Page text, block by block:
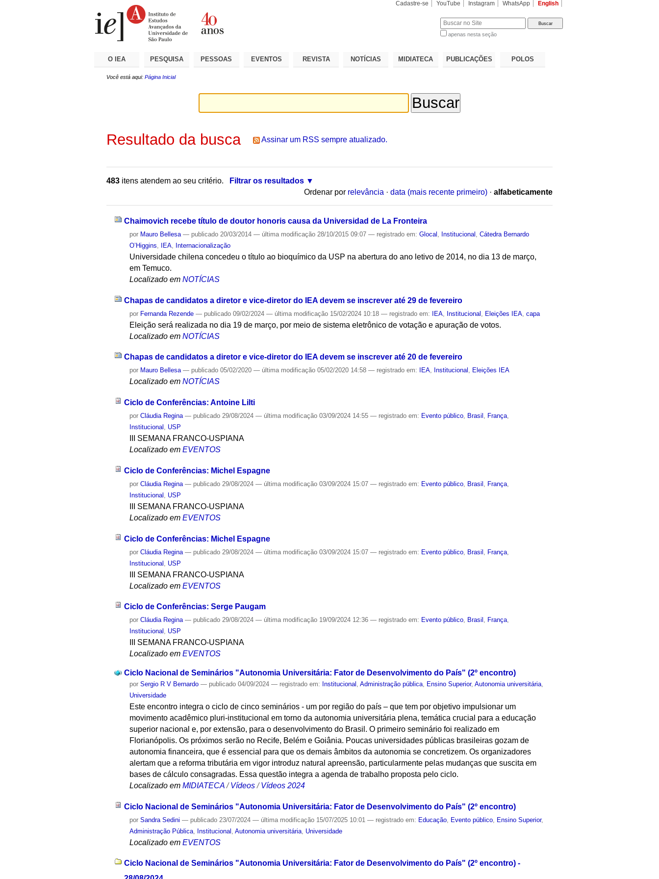
Cadastre-se YouTube Instagram WhatsApp English
apenas nesta seção
O IEA PESQUISA PESSOAS EVENTOS REVISTA NOTÍCIAS MIDIATECA PUBLICAÇÕES POLOS
Você está aqui: Página Inicial
Resultado da busca Assinar um RSS sempre atualizado.
483 itens atendem ao seu critério.
Filtrar os resultados
Ordenar por relevância · data (mais recente primeiro) · alfabeticamente
Chaimovich recebe título de doutor honoris causa da Universidad de La Fronteira
por Mauro Bellesa — publicado 20/03/2014— última modificação 28/10/2015 09:07— registrado em:Glocal Institucional ,Cátedra Bernardo
O’Higgins
IEA Internacionalização
Universidade chilena concedeu o título ao bioquímico da USP na abertura do ano letivo de 2014, no dia 13 de março,
em Temuco.
Localizado em NOTÍCIAS
Chapas de candidatos a diretor e vice-diretor do IEA devem se inscrever até 29 de fevereiro
por Fernanda Rezende — publicado 09/02/2024— última modificação 15/02/2024 10:18— registrado em: IEA Institucional Eleições IEA ,capa
Eleição será realizada no dia 19 de março, por meio de sistema eletrônico de votação e apuração de votos.
Localizado em NOTÍCIAS
Chapas de candidatos a diretor e vice-diretor do IEA devem se inscrever até 20 de fevereiro
por Mauro Bellesa — publicado 05/02/2020— última modificação 05/02/2020 14:58— registrado em: IEA, Institucional , Eleições IEA
Localizado em NOTÍCIAS
Ciclo de Conferências: Antoine Lilti
porCláudia Regina — publicado 29/08/2024— última modificação 03/09/2024 14:55— registrado em: Evento público, Brasil , França,
Institucional , USP
III SEMANA FRANCO-USPIANA
Localizado em EVENTOS
Ciclo de Conferências: Michel Espagne
porCláudia Regina — publicado 29/08/2024— última modificação 03/09/2024 15:07— registrado em: Evento público Brasil França
Institucional
USP
III SEMANA FRANCO-USPIANA
Localizado em EVENTOS
Ciclo de Conferências: Michel Espagne
porCláudia Regina — publicado 29/08/2024— última modificação 03/09/2024 15:07— registrado em: Evento público Brasil França
Institucional
USP
III SEMANA FRANCO-USPIANA
Localizado em EVENTOS
Ciclo de Conferências: Serge Paugam
porCláudia Regina — publicado 29/08/2024— última modificação 19/09/2024 12:36— registrado em: Evento público, Brasil , França,
Institucional , USP
III SEMANA FRANCO-USPIANA
Localizado em EVENTOS
Ciclo Nacional de Seminários "Autonomia Universitária: Fator de Desenvolvimento do País" (2º encontro)
porSergio R V Bernardo — publicado 04/09/2024— registrado em: Institucional ,Administração pública Ensino Superior,Autonomia universitária
Universidade
Este encontro integra o ciclo de cinco seminários - um por região do país – que tem por objetivo impulsionar um
movimento acadêmico pluri-institucional em torno da autonomia universitária plena, temática crucial para a educação
superior nacional e, por extensão, para o desenvolvimento do Brasil. O primeiro seminário foi realizado em
Florianópolis. Os próximos serão no Recife, Belém e Goiânia. Poucas universidades públicas brasileiras gozam de
autonomia financeira, que é essencial para que os demais âmbitos da autonomia se concretizem. Os organizadores
alertam que a reforma tributária em vigor introduz natural apreensão, particularmente pelas mudanças que suscita em
bases de cálculo consagradas. Essa questão integra a agenda de trabalho proposta pelo ciclo.
Localizado em MIDIATECA /Vídeos /Vídeos 2024
Ciclo Nacional de Seminários "Autonomia Universitária: Fator de Desenvolvimento do País" (2º encontro)
porSandra Sedini — publicado 23/07/2024— última modificação 15/07/2025 10:01— registrado em: Educação Evento público Ensino Superior,
Administração Pública Institucional ,Autonomia universitária Universidade
Localizado em EVENTOS
Ciclo Nacional de Seminários "Autonomia Universitária: Fator de Desenvolvimento do País" (2º encontro) -